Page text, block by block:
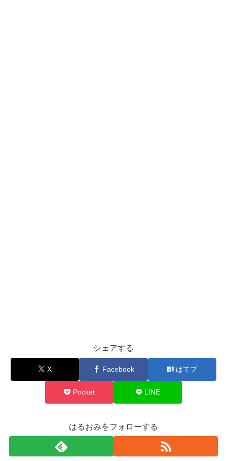
シェアする
X Facebook はてブ
Pocket LINE
はるおみをフォローする